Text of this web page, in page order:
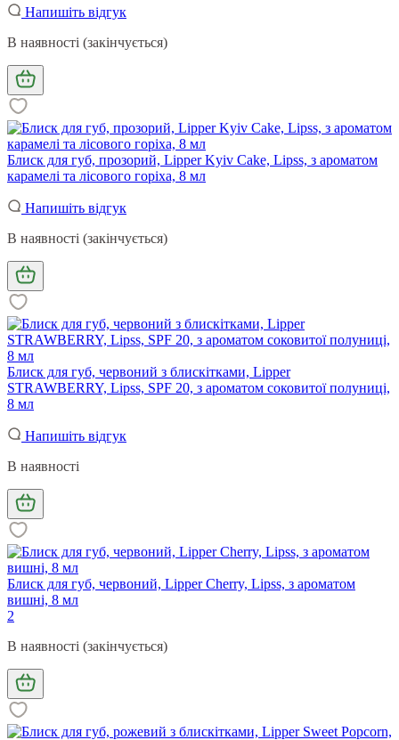
Напишіть відгук
В наявності (закінчується)
Блиск для губ, прозорий, Lipper Kyiv Cake, Lipss, з ароматом
карамелі та лісового горіха, 8 мл
Напишіть відгук
В наявності (закінчується)
Блиск для губ, червоний з блискітками, Lipper
STRAWBERRY, Lipss, SPF 20, з ароматом соковитої полуниці,
8 мл
Напишіть відгук
В наявності
Блиск для губ, червоний, Lipper Cherry, Lipss, з ароматом
вишні, 8 мл
2
В наявності (закінчується)